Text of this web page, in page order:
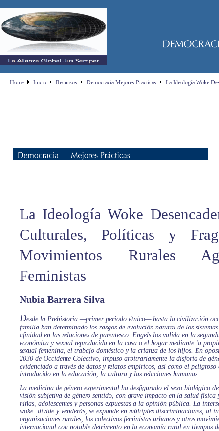
La Ideología Woke
Culturales, Políticas y
Movimientos Rurales
Feministas
Nubia Barrera Silva
Desde la Prehistoria —primer periodo étnico— hasta la civilización
familia han determinado los rasgos de evolución natural de los
aﬁnidad en las relaciones de parentesco. Engels los valida en la
económica y sexual reproducida en la casa o el hogar mediante la
sexual femenina, el trabajo doméstico y la crianza de los hijos. En
2030 de Occidente Colectivo, impuso arbitrariamente la disforia de
evidenciado a través de datos y relatos empíricos, así como el
introducido en la educación, la cultura y las relaciones humanas.
La medicina de género experimental ha desﬁgurado el sexo biológico
visión subjetiva de género sentido, con grave impacto en la salud física
niñas, adolescentes y personas expuestas a la opinión pública. La
woke: divide y venderás, se expande en múltiples discriminaciones, al
organizaciones rurales, los colectivos feministas urbanos y otros
internacional con notable detrimento en la economía rural en tiempos
Home Inicio Recursos Democracia Mejores Practicas La Ideología Woke